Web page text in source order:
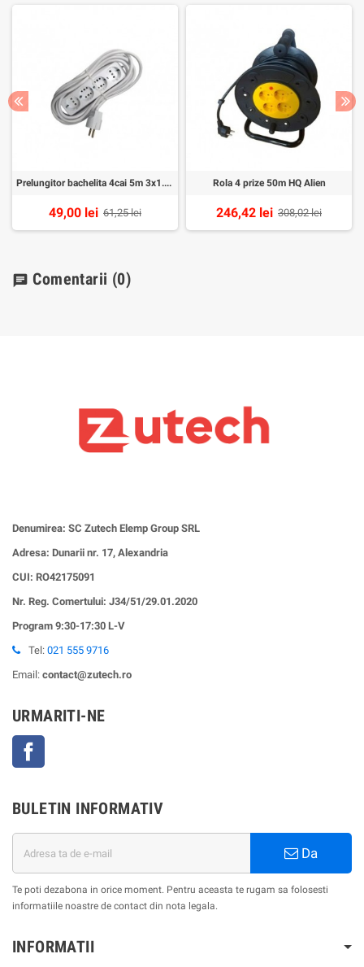
Prelungitor bachelita 4cai 5m 3x1.5mm2 alb
49,00 lei 61,25 lei
Rola 4 prize 50m HQ Alien
246,42 lei 308,02 lei
chat Comentarii (0)
Denumirea: SC Zutech Elemp Group SRL
Adresa: Dunarii nr. 17, Alexandria
CUI: RO42175091
Nr. Reg. Comertului: J34/51/29.01.2020
Program 9:30-17:30 L-V
Tel: 021 555 9716
Email: contact@zutech.ro
URMARITI-NE
BULETIN INFORMATIV
Da
Te poti dezabona in orice moment. Pentru aceasta te rugam sa folosesti
informatiile noastre de contact din nota legala.
INFORMATII